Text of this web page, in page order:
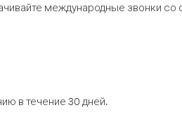
международные звонки со
в течение 30 дней.